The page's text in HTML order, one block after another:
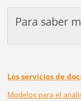
Para saber
Los servicios de
Modelos para el